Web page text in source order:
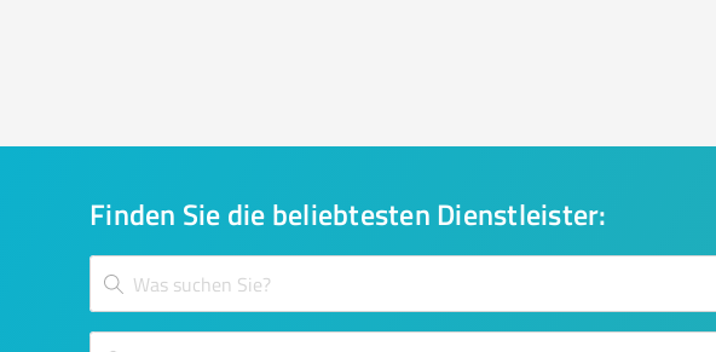
Finden Sie die beliebtesten Dienstleister: